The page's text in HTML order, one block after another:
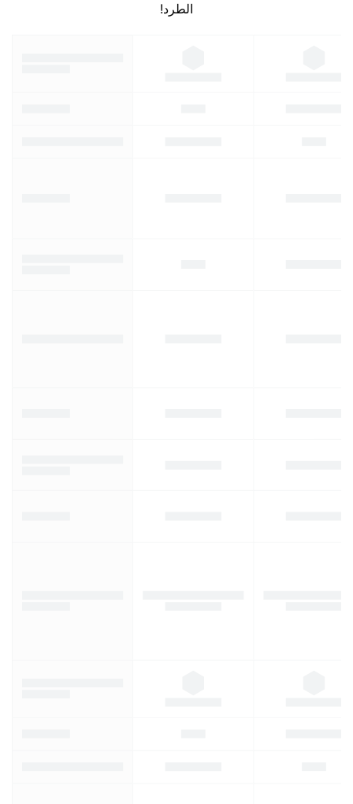
الطرد!